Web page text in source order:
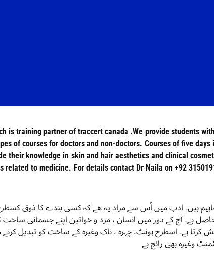
is training partner of traccert canada .We provide students
of courses for doctors and non-doctors. Courses of five
their knowledge in skin and hair aesthetics and clinical
related to medicine. For details contact Dr Naila on +92
ہیں۔ ادب میں اُس سے مراد یہ ھے کہ کسی بندے کا ذوق
ہے۔ اسطرح ہونٹ، چہرہ ، ناک وغیرہ کے ساخت کو تبدیل
وغیرہ بھی رائج ہے